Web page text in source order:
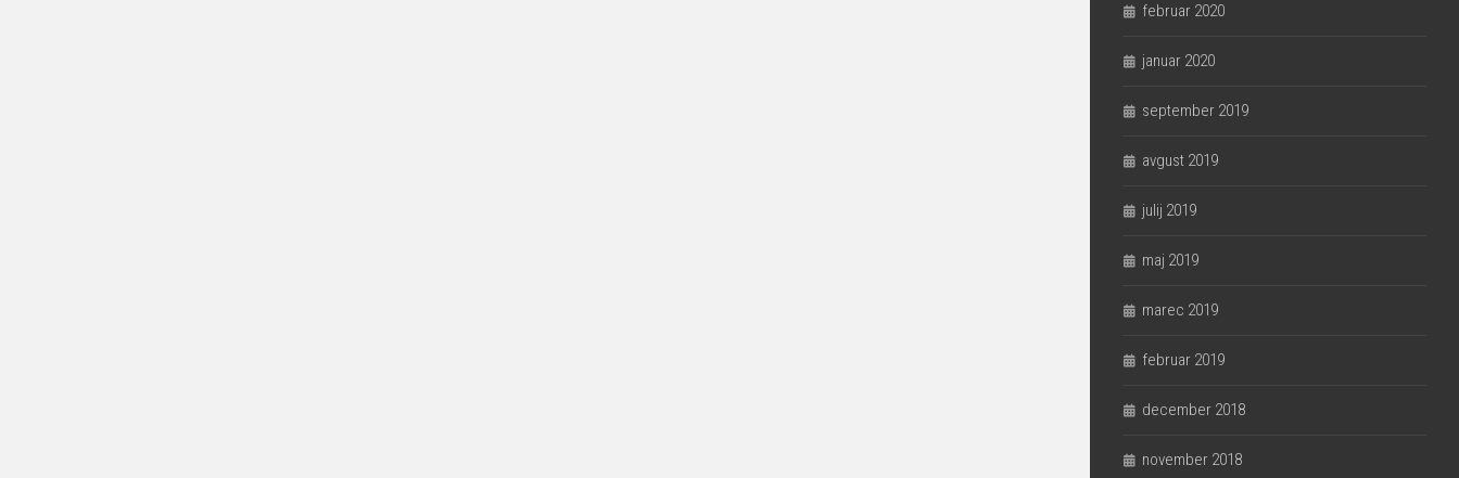
februar 2020
januar 2020
september 2019
avgust 2019
julij 2019
maj 2019
marec 2019
februar 2019
december 2018
november 2018